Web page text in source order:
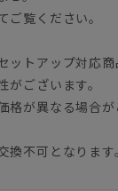
ご覧ください。
ットアップ対応
ございます。
格が異なる場合が
不可となります。